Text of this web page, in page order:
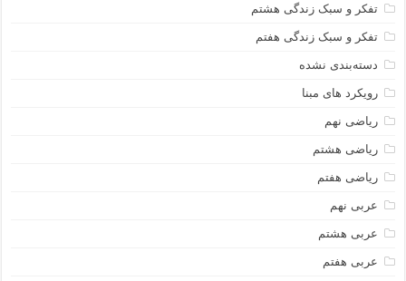
تفکر و سبک زندگی هشتم
تفکر و سبک زندگی هفتم
دسته‌بندی نشده
رویکرد های مبنا
ریاضی نهم
ریاضی هشتم
ریاضی هفتم
عربی نهم
عربی هشتم
عربی هفتم